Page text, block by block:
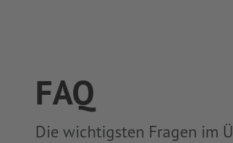
FAQ
Die wichtigsten Fragen im